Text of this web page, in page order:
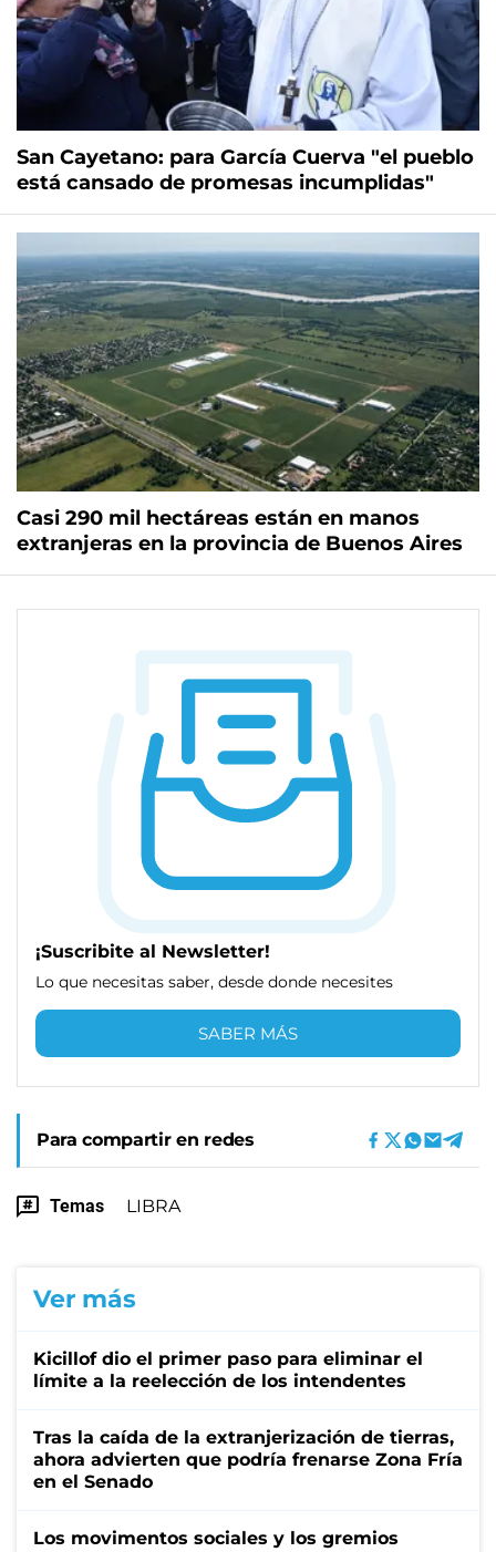
San Cayetano: para García Cuerva "el pueblo
está cansado de promesas incumplidas"
Casi 290 mil hectáreas están en manos
extranjeras en la provincia de Buenos Aires
¡Suscribite al Newsletter!
Lo que necesitas saber, desde donde necesites
SABER MÁS
Para compartir en redes
Temas LIBRA
Ver más
Kicillof dio el primer paso para eliminar el
límite a la reelección de los intendentes
Tras la caída de la extranjerización de tierras,
ahora advierten que podría frenarse Zona Fría
en el Senado
Los movimentos sociales y los gremios